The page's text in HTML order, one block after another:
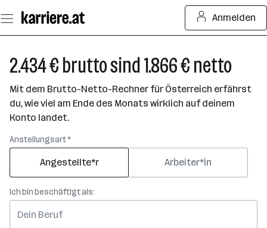
Seiteninhalt
springen
Anmelden
2.434 € brutto sind 1.866 € netto
Mit dem Brutto-Netto-Rechner für Österreich erfährst
du, wie viel am Ende des Monats wirklich auf deinem
Konto landet.
Anstellungsart *
Angestellte*r Arbeiter*in
Ich bin beschäftigt als: